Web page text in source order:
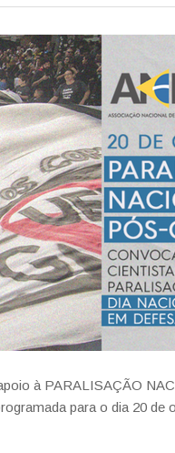
à PARALISAÇÃO
para o dia 20